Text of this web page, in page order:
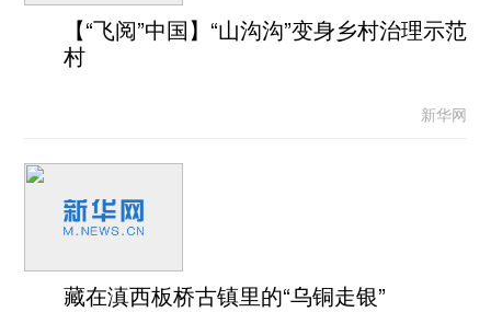
【“飞阅”中国】“山沟沟”变身乡村治理示范
村
新华网
藏在滇西板桥古镇里的“乌铜走银”